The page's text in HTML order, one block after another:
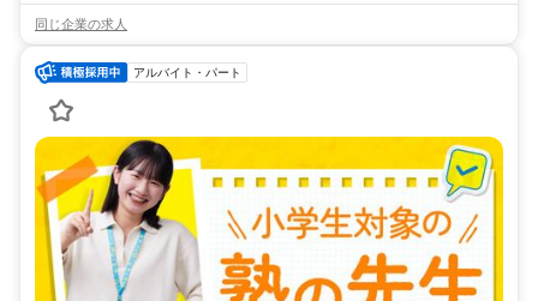
同じ企業の求人
アルバイト・パート